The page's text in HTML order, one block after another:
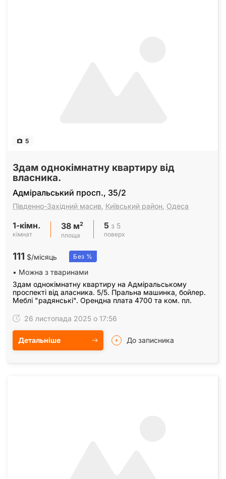
5
Здам однокiмнатну квартиру вiд
власника.
Адміральський просп., 35/2
Південно-Західний масив Київський район Одеса
1-кімн.
кімнат
38 м2
площа
5 з 5
поверх
111 $/місяць Без %
• Можна з тваринами
Здам однокiмнатну квартиру на Адмiральському
проспектi вiд аласника. 5/5. Пральна машинка, бойлер.
Меблi "paдянськi". Орендна плата 4700 та ком. пл.
26 листопада 2025 о 17:56
Детальніше До записника